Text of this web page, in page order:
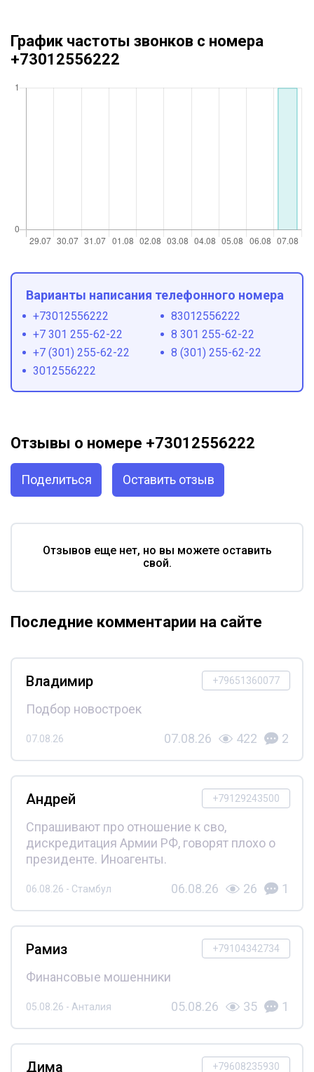
График частоты звонков с номера
+73012556222
Варианты написания телефонного номера
+73012556222
83012556222
+7 301 255-62-22
8 301 255-62-22
+7 (301) 255-62-22
8 (301) 255-62-22
3012556222
Отзывы о номере +73012556222
Поделиться Оставить отзыв
Отзывов еще нет, но вы можете оставить
свой.
Последние комментарии на сайте
+79651360077
Владимир
Подбор новостроек
07.08.26 07.08.26 422 2
+79129243500
Андрей
Спрашивают про отношение к сво,
дискредитация Армии РФ, говорят плохо о
президенте. Иноагенты.
06.08.26 - Стамбул 06.08.26 26 1
+79104342734
Рамиз
Финансовые мошенники
05.08.26 - Анталия 05.08.26 35 1
+79608235930
Дима